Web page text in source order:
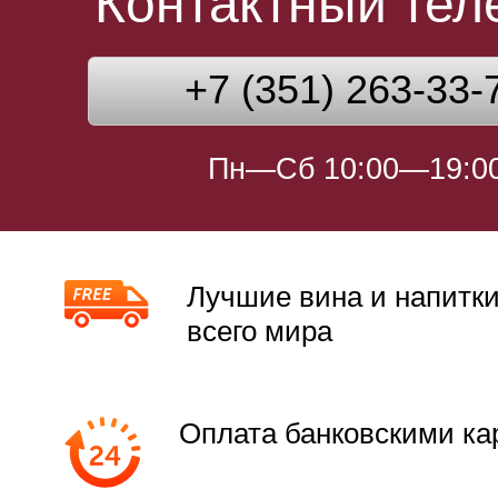
+7 (351) 263-33-
Пн—Сб
Лучшие вина и
всего мира
Оплата банковскими